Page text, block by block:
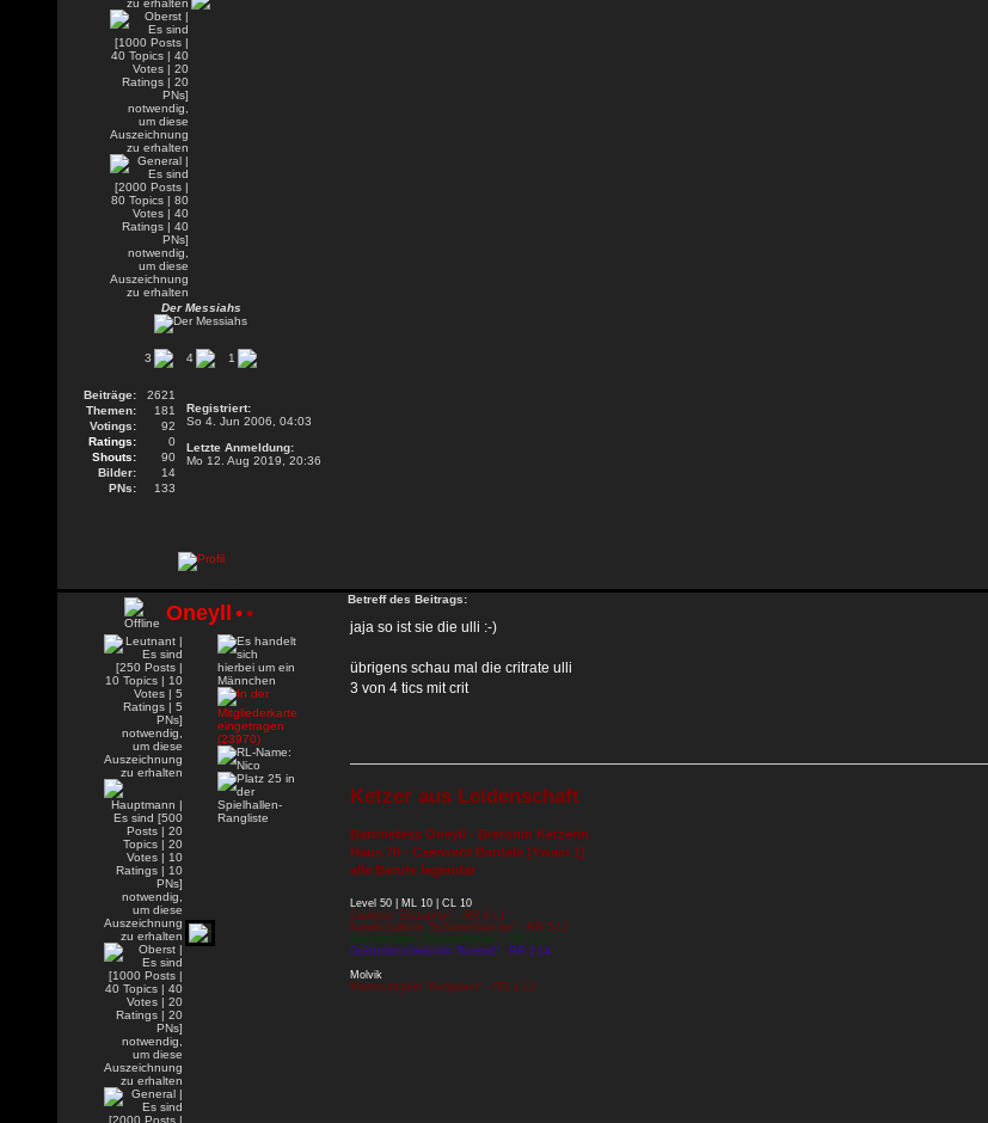
Der Messiahs
3 4 1
Beiträge:
2621
Themen:
181
Votings:
92
Ratings:
0
Shouts:
90
Bilder:
14
PNs:
133
Registriert:
So 4. Jun 2006, 04:03
Letzte Anmeldung:
Mo 12. Aug 2019, 20:36
Oneyll ••
Betreff des Beitrags:
jaja so ist sie die ulli :-)
übrigens schau mal die critrate ulli
3 von 4 tics mit crit
Ketzer aus Leidenschaft
Baronetess Oneyll - Bretonin Ketzerin
Haus 70 - Caerwent Bardale [Ywain 1]
alle Berufe legendär
Level 50 | ML 10 | CL 10
Zauberin "Eiszapfen" - RR 6 L1
Kundschafterin "Schattenflamme" - RR 5 L2
Beschwörerin "Knusperflocke" - RR 1 L7
Geisterbeschwörerin "Neerod" - RR 2 L4
Molvik
Minnesängerin "Redpower" - RR 1 L3